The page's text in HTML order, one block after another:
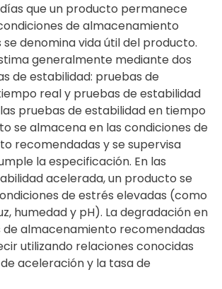
que un producto permanece
de almacenamiento
denomina vida útil del producto.
generalmente mediante dos
de estabilidad: pruebas de
real y pruebas de estabilidad
pruebas de estabilidad en tiempo
se almacena en las condiciones de
recomendadas y se supervisa
la especificación. En las
acelerada, un producto se
de estrés elevadas (como
humedad y pH). La degradación en
de almacenamiento recomendadas
utilizando relaciones conocidas
aceleración y la tasa de